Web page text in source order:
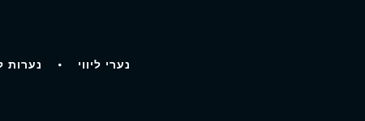
נערות נערי ליווי